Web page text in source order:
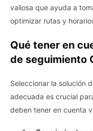
valiosa que ayuda a
optimizar rutas y
Qué tener en
de seguimiento
Seleccionar la solución
adecuada es crucial
deben tener en cuenta